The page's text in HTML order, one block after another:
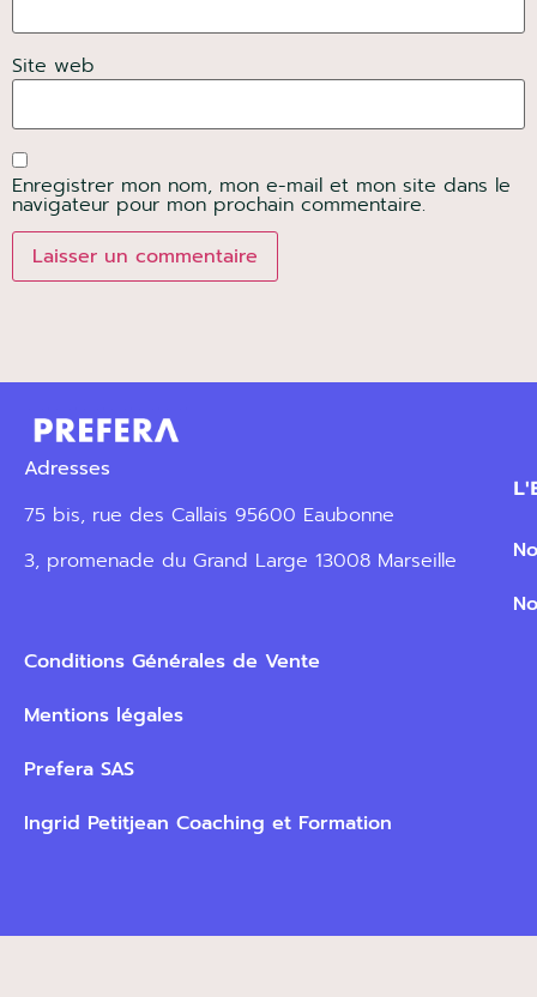
Site web
Enregistrer mon nom, mon e-mail et mon site dans le
navigateur pour mon prochain commentaire.
Adresses
75 bis, rue des Callais 95600 Eaubonne
3, promenade du Grand Large 13008 Marseille
Conditions Générales de Vente
Mentions légales
Prefera SAS
Ingrid Petitjean Coaching et Formation